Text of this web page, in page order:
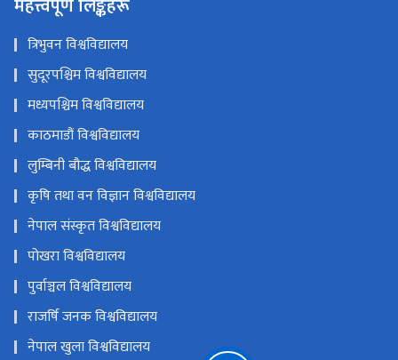
महत्त्वपूर्ण लिङ्कहरू
त्रिभुवन विश्वविद्यालय
सुदूरपश्चिम विश्वविद्यालय
मध्यपश्चिम विश्वविद्यालय
काठमाडौं विश्वविद्यालय
लुम्बिनी बौद्ध विश्वविद्यालय
कृषि तथा वन विज्ञान विश्वविद्यालय
नेपाल संस्कृत विश्वविद्यालय
पोखरा विश्वविद्यालय
पुर्वाञ्चल विश्वविद्यालय
राजर्षि जनक विश्वविद्यालय
नेपाल खुला विश्वविद्यालय